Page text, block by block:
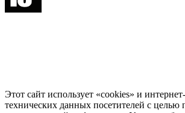
Этот сайт использует «cookies» и
технических данных посетителей с целью